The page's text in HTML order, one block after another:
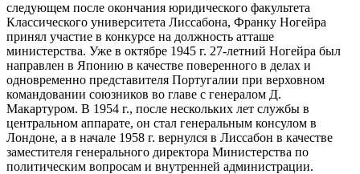
следующем после окончания юридического факультета
Классического университета Лиссабона, Франку Ногейра
принял участие в конкурсе на должность атташе
министерства. Уже в октябре 1945 г. 27-летний Ногейра был
направлен в Японию в качестве поверенного в делах и
одновременно представителя Португалии при верховном
командовании союзников во главе с генералом Д.
Макартуром. В 1954 г., после нескольких лет службы в
центральном аппарате, он стал генеральным консулом в
Лондоне, а в начале 1958 г. вернулся в Лиссабон в качестве
заместителя генерального директора Министерства по
политическим вопросам и внутренней администрации.